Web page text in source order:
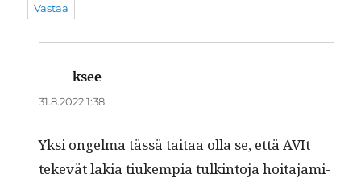
Vastaa
ksee
31.8.2022 1:38
Yksi ongel­ma tässä taitaa olla se, että AVIt
tekevät lakia tiukem­pia tulk­in­to­ja hoita­jami­